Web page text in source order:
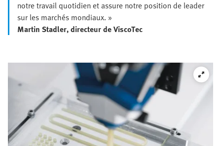
notre travail quotidien et assure notre position de leader
sur les marchés mondiaux. »
Martin Stadler, directeur de ViscoTec